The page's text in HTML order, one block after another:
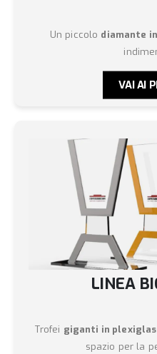
Un piccolo diamante
VAI AI
LINEA
Trofei giganti in
spazio per la